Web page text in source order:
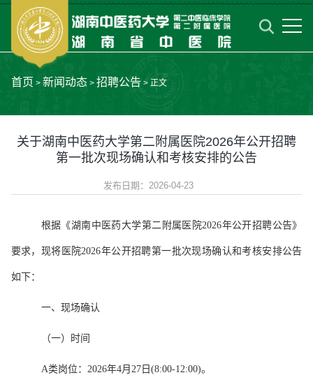
首页 > 新闻动态> 招聘公告> 正文
关于湖南中医药大学第二附属医院2026年公开招聘
第一批次现场确认和考核安排的公告
发布日期：2026-04-23
根据《湖南中医药大学第二附属医院2026年公开招聘公告》
要求，现将医院2026年公开招聘第一批次现场确认和考核安排公告
如下：
一、现场确认
（一）时间
A类岗位：2026年4月27日(8:00-12:00)。